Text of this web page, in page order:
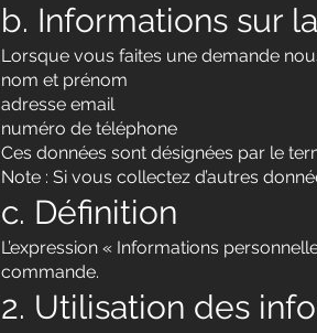
b. Informations sur
Lorsque vous faites une demande
nom et prénom
adresse email
numéro de téléphone
Ces données sont désignées par le
Note : Si vous collectez d’autres
c. Définition
L’expression « Informations
commande.
2. Utilisation des